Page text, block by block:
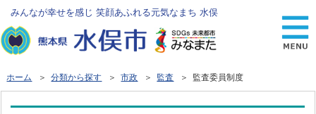
みんなが幸せを感じ 笑顔あふれる元気なまち 水俣
ホーム ＞分類から探す ＞市政 ＞ 監査 ＞ 監査委員制度